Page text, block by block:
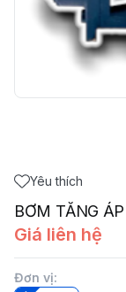
Yêu thích
BƠM TĂNG
Giá liên hệ
Đơn vị: